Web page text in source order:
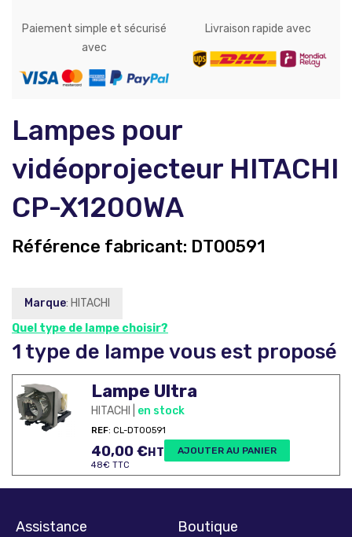
Paiement simple et sécurisé
avec
Livraison rapide avec
Lampes pour
vidéoprojecteur HITACHI
CP-X1200WA
Référence fabricant: DT00591
Marque: HITACHI
Quel type de lampe choisir?
1 type de lampe vous est proposé
Lampe Ultra
HITACHI | en stock
REF: CL-DT00591
40,00€HT AJOUTER AU PANIER
48€ TTC
Assistance Boutique